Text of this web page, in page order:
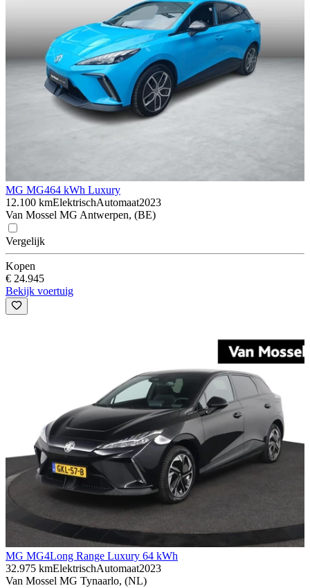
MG MG464 kWh Luxury
12.100 kmElektrischAutomaat2023
Van Mossel MG Antwerpen, (BE)
Vergelijk
Kopen
€ 24.945
Bekijk voertuig
MG MG4Long Range Luxury 64 kWh
32.975 kmElektrischAutomaat2023
Van Mossel MG Tynaarlo, (NL)